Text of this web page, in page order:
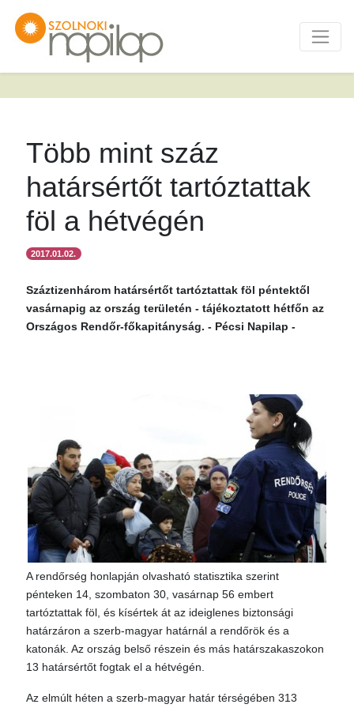
Több mint száz
határsértőt tartóztattak
föl a hétvégén
2017.01.02.
Száztizenhárom határsértőt tartóztattak föl péntektől
vasárnapig az ország területén - tájékoztatott hétfőn az
Országos Rendőr-főkapitányság. - Pécsi Napilap -
A rendőrség honlapján olvasható statisztika szerint
pénteken 14, szombaton 30, vasárnap 56 embert
tartóztattak föl, és kísértek át az ideiglenes biztonsági
határzáron a szerb-magyar határnál a rendőrök és a
katonák. Az ország belső részein és más határszakaszokon
13 határsértőt fogtak el a hétvégén.
Az elmúlt héten a szerb-magyar határ térségében 313